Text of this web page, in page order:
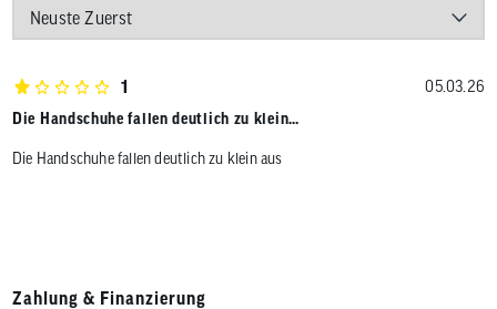
1
05.03.26
Die Handschuhe fallen deutlich zu klein…
Die Handschuhe fallen deutlich zu klein aus
Zahlung & Finanzierung